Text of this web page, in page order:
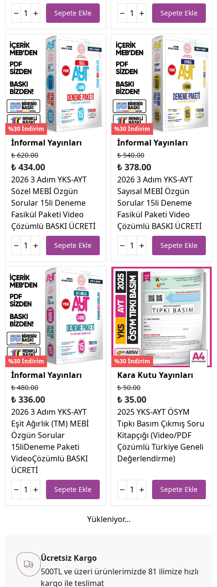
Sepete Ekle Sepete Ekle
%30 İndirim
İnformal Yayınları
₺ 620.00
₺ 434.00
2026 3 Adım YKS-AYT
Sözel MEBİ Özgün
Sorular 15li Deneme
Fasikül Paketi Video
Çözümlü BASKI ÜCRETİ
Sepete Ekle
%30 İndirim
İnformal Yayınları
₺ 540.00
₺ 378.00
2026 3 Adım YKS-AYT
Sayısal MEBİ Özgün
Sorular 15li Deneme
Fasikül Paketi Video
Çözümlü BASKI ÜCRETİ
Sepete Ekle
%30 İndirim
İnformal Yayınları
₺ 480.00
₺ 336.00
2026 3 Adım YKS-AYT
Eşit Ağırlık (TM) MEBİ
Özgün Sorular
15liDeneme Paketi
VideoÇözümlü BASKI
ÜCRETİ
Sepete Ekle
%30 İndirim
Kara Kutu Yayınları
₺ 50.00
₺ 35.00
2025 YKS-AYT ÖSYM
Tıpkı Basım Çıkmış Soru
Kitapçığı (Video/PDF
Çözümlü Türkiye Geneli
Değerlendirme)
Sepete Ekle
Yükleniyor...
Ücretsiz Kargo
500TL ve üzeri ürünlerimizde 81 ilimize hızlı
kargo ile teslimat